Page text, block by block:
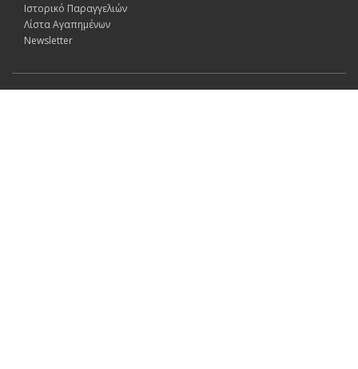
Ιστορικό Παραγγελιών
Λίστα Αγαπημένων
Newsletter